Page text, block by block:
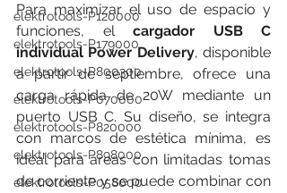
elektrotools-P120000
elektrotools-P179000
elektrotools-P800300
elektrotools-P070000
elektrotools-P820000
elektrotools-P898000
elektrotools-P058000
Para maximizar el uso de espacio y
funciones, el cargador USB C
individual Power Delivery, disponible
a partir de septiembre, ofrece una
carga rápida de 20W mediante un
puerto USB C. Su diseño, se integra
con marcos de estética mínima, es
ideal para áreas con limitadas tomas
de corriente y se puede combinar con